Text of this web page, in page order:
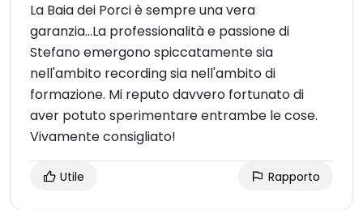
La Baia dei Porci è sempre una vera
garanzia...La professionalità e passione di
Stefano emergono spiccatamente sia
nell'ambito recording sia nell'ambito di
formazione. Mi reputo davvero fortunato di
aver potuto sperimentare entrambe le cose.
Vivamente consigliato!
Utile Rapporto